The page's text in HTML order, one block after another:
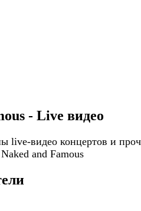
- Live видео
live-видео концертов и
and Famous